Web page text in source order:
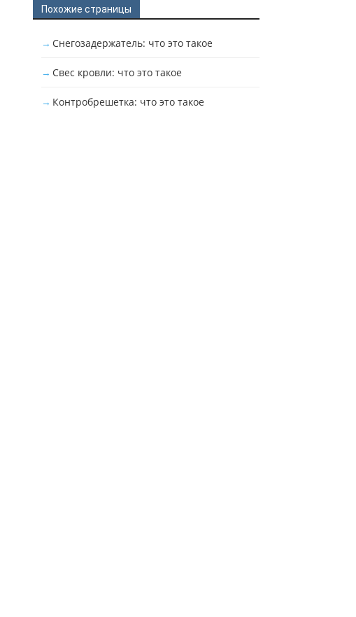
Похожие страницы
Снегозадержатель: что это такое
Свес кровли: что это такое
Контробрешетка: что это такое